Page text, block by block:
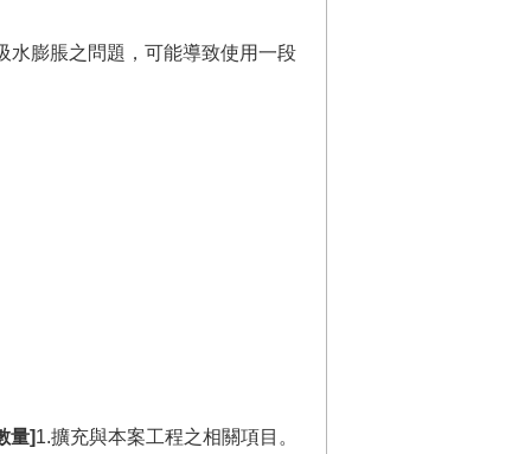
水膨脹之問題，可能導致使用一段
量]1.擴充與本案工程之相關項目。